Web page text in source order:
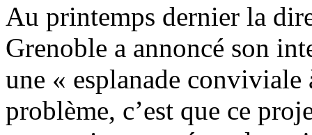
Au printemps dernier la
Grenoble a annoncé son
une « esplanade
problème, c’est que ce